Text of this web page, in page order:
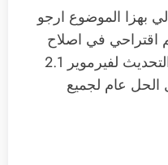
بهزا الموضوع ارجو
في اصلاح
مشكلة ال gps بعد التحديث لفيرموير 2.1
الحل عام لجميع